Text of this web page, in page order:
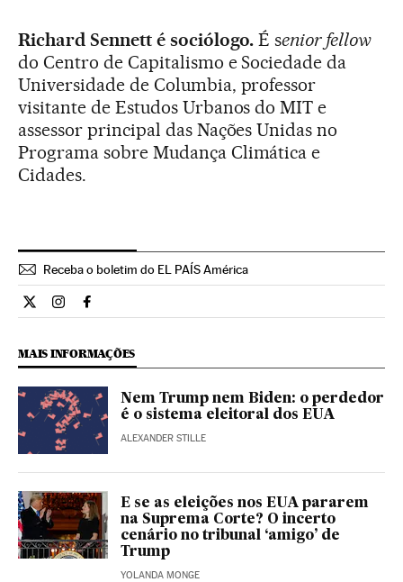
Richard Sennett é sociólogo.É senior fellow
do Centro de Capitalismo e Sociedade da
Universidade de Columbia, professor
visitante de Estudos Urbanos do MIT e
assessor principal das Nações Unidas no
Programa sobre Mudança Climática e
Cidades.
Receba o boletim do EL PAÍS América
Opiniao El País Brasil en Twitter
Opiniao El País Brasil en Instagram
Opiniao El País Brasil en Facebook
MAIS INFORMAÇÕES
Nem Trump nem Biden: o perdedor
é o sistema eleitoral dos EUA
ALEXANDER STILLE
E se as eleições nos EUA pararem
na Suprema Corte? O incerto
cenário no tribunal ‘amigo’ de
Trump
YOLANDA MONGE